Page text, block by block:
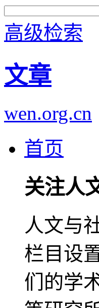
高级检索
文章
wen.org.cn
首页
关注人
人文与
栏目设
们的学